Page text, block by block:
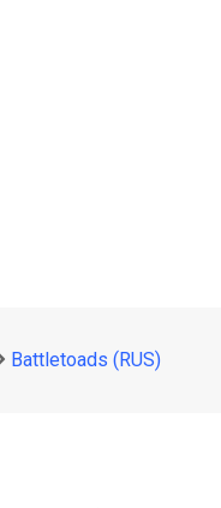
Battletoads (RUS)